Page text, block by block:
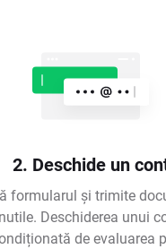
2. Deschide un
formularul și trimite
Deschiderea unui
de evaluarea